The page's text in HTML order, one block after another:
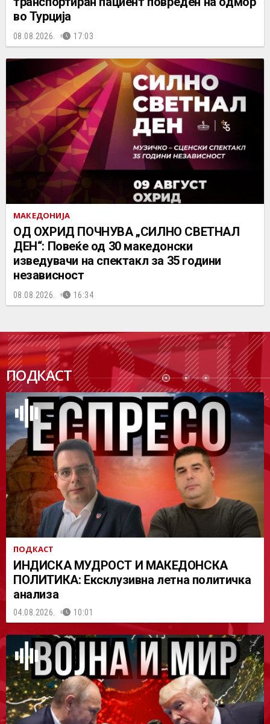
во Турција
08.08.2026. 17:03
МАКЕДОНИЈА
ОД ОХРИД ПОЧНУВА „СИЛНО СВЕТНАЛ
ДЕН“: Повеќе од 30 македонски
изведувачи на спектакл за 35 години
независност
08.08.2026. 16:34
ПОДКАСТ
ПОДК
АСТ
ПОДКАСТ
ИНДИСКА МУДРОСТ И МАКЕДОНСКА
ПОЛИТИКА: Ексклузивна летна политичка
анализа
04.08.2026. 10:01